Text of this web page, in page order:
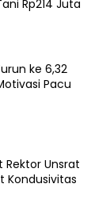
Rp214 Juta
ke 6,32
Pacu
Rektor Unsrat
Kondusivitas